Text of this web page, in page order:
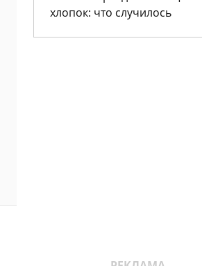
хлопок: что случилось